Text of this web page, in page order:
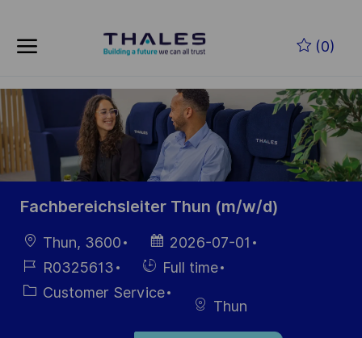
(0)
-
Fachbereichsleiter Thun (m/w/d)
Ort Thun, 3600
Datum der
Veröffentlichung
2026-07-01
Job-
ID
R0325613 Einstellunngstyp
Full time
Kategorie
Customer Service
Thun